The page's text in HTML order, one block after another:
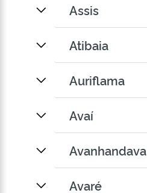
Assis
Atibaia
Auriflama
Avaí
Avanhandava
Avaré